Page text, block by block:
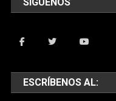
ESCRÍBENOS AL: